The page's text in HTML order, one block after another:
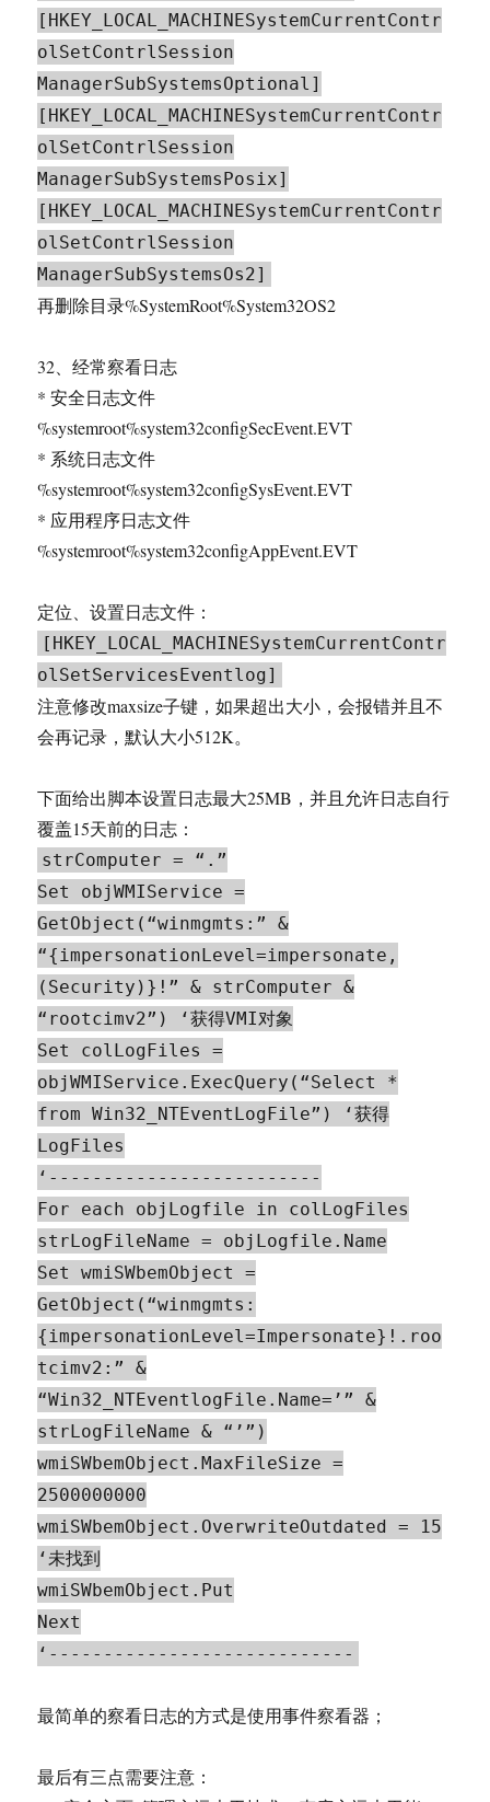
[HKEY_LOCAL_MACHINESystemCurrentContr
olSetContrlSession
ManagerSubSystemsOptional]
[HKEY_LOCAL_MACHINESystemCurrentContr
olSetContrlSession
ManagerSubSystemsPosix]
[HKEY_LOCAL_MACHINESystemCurrentContr
olSetContrlSession
ManagerSubSystemsOs2]
再删除目录%SystemRoot%System32OS2
32、经常察看日志
* 安全日志文件
%systemroot%system32configSecEvent.EVT
* 系统日志文件
%systemroot%system32configSysEvent.EVT
* 应用程序日志文件
%systemroot%system32configAppEvent.EVT
定位、设置日志文件：
[HKEY_LOCAL_MACHINESystemCurrentContr
olSetServicesEventlog]
注意修改maxsize子键，如果超出大小，会报错并且不
会再记录，默认大小512K。
下面给出脚本设置日志最大25MB，并且允许日志自行
覆盖15天前的日志：
strComputer = “.”
Set objWMIService =
GetObject(“winmgmts:” &
“{impersonationLevel=impersonate,
(Security)}!” & strComputer &
“rootcimv2”) ‘获得VMI对象
Set colLogFiles =
objWMIService.ExecQuery(“Select *
from Win32_NTEventLogFile”) ‘获得
LogFiles
‘-------------------------
For each objLogfile in colLogFiles
strLogFileName = objLogfile.Name
Set wmiSWbemObject =
GetObject(“winmgmts:
{impersonationLevel=Impersonate}!.roo
tcimv2:” &
“Win32_NTEventlogFile.Name=’” &
strLogFileName & “’”)
wmiSWbemObject.MaxFileSize =
2500000000
wmiSWbemObject.OverwriteOutdated = 15
‘未找到
wmiSWbemObject.Put
Next
‘----------------------------
最简单的察看日志的方式是使用事件察看器；
最后有三点需要注意：